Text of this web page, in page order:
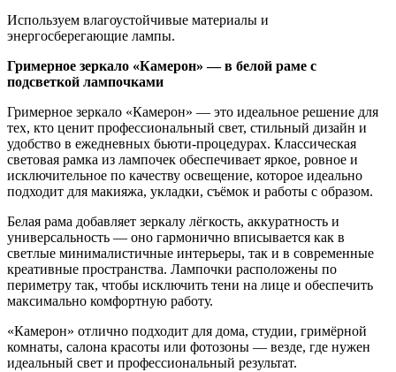
Используем влагоустойчивые материалы и
энергосберегающие лампы.
Гримерное зеркало «Камерон» — в белой раме с
подсветкой лампочками
Гримерное зеркало «Камерон» — это идеальное решение для
тех, кто ценит профессиональный свет, стильный дизайн и
удобство в ежедневных бьюти-процедурах. Классическая
световая рамка из лампочек обеспечивает яркое, ровное и
исключительное по качеству освещение, которое идеально
подходит для макияжа, укладки, съёмок и работы с образом.
Белая рама добавляет зеркалу лёгкость, аккуратность и
универсальность — оно гармонично вписывается как в
светлые минималистичные интерьеры, так и в современные
креативные пространства. Лампочки расположены по
периметру так, чтобы исключить тени на лице и обеспечить
максимально комфортную работу.
«Камерон» отлично подходит для дома, студии, гримёрной
комнаты, салона красоты или фотозоны — везде, где нужен
идеальный свет и профессиональный результат.